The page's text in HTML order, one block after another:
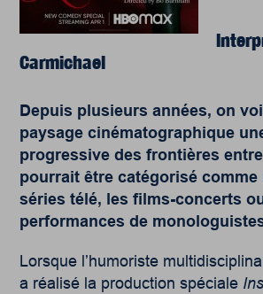
Carmichael
Depuis plusieurs années, on
paysage cinématographique
progressive des frontières
pourrait être catégorisé comme
séries télé, les films-concerts
performances de
Lorsque l’humoriste
a réalisé la production spéciale